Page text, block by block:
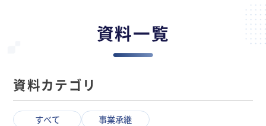
資料一覧
資料カテゴリ
すべて
事業承継